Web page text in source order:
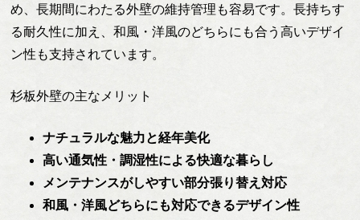
め、長期間にわたる外壁の維持管理も容易です。長持ちす
る耐久性に加え、和風・洋風のどちらにも合う高いデザイ
ン性も支持されています。
杉板外壁の主なメリット
ナチュラルな魅力と経年美化
高い通気性・調湿性による快適な暮らし
メンテナンスがしやすい部分張り替え対応
和風・洋風どちらにも対応できるデザイン性